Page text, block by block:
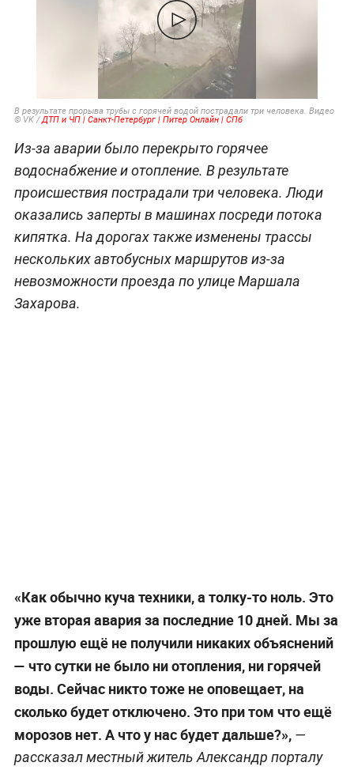
В результате прорыва трубы с горячей водой пострадали три человека. Видео
© VK /ДТП и ЧП | Санкт-Петербург | Питер Онлайн | СПб
Из-за аварии было перекрыто горячее
водоснабжение и отопление. В результате
происшествия пострадали три человека. Люди
оказались заперты в машинах посреди потока
кипятка. На дорогах также изменены трассы
нескольких автобусных маршрутов из-за
невозможности проезда по улице Маршала
Захарова.
«Как обычно куча техники, а толку-то ноль. Это
уже вторая авария за последние 10 дней. Мы за
прошлую ещё не получили никаких объяснений
— что сутки не было ни отопления, ни горячей
воды. Сейчас никто тоже не оповещает, на
сколько будет отключено. Это при том что ещё
морозов нет. А что у нас будет дальше?»,—
рассказал местный житель Александр порталу